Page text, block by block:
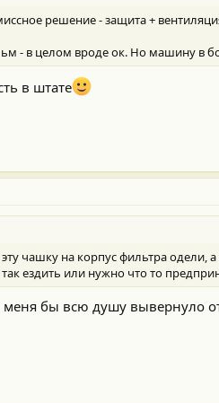
решение - защита +
- в целом вроде ок. Но машину в
в штате
чашку на корпус фильтра одели,
ездить или нужно что то
меня бы всю душу вывернуло